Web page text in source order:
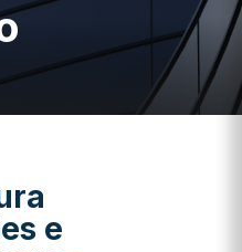
e